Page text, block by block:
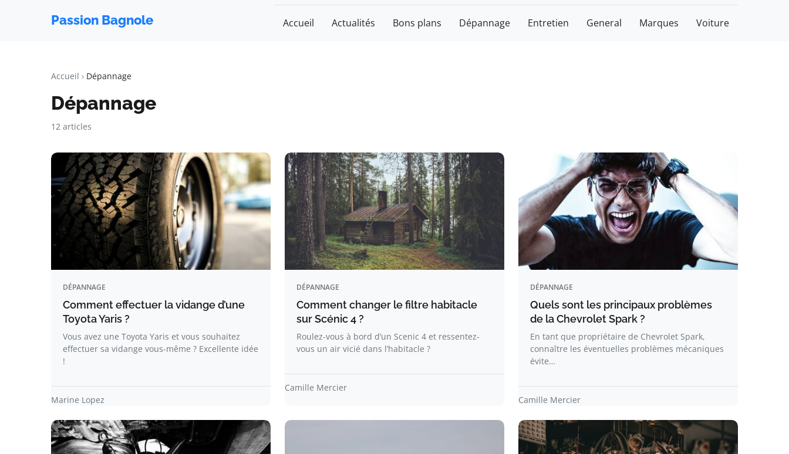
Passion Bagnole Accueil Actualités Bons plans Dépannage Entretien General Marques Voiture
Accueil Dépannage
Dépannage
12 articles
DÉPANNAGE
Comment effectuer la vidange d’une
Toyota Yaris ?
Vous avez une Toyota Yaris et vous souhaitez
effectuer sa vidange vous-même ? Excellente idée
!
Marine Lopez
DÉPANNAGE
Comment changer le filtre habitacle
sur Scénic 4 ?
Roulez-vous à bord d’un Scenic 4 et ressentez-
vous un air vicié dans l’habitacle ?
Camille Mercier
DÉPANNAGE
Quels sont les principaux problèmes
de la Chevrolet Spark ?
En tant que propriétaire de Chevrolet Spark,
connaître les éventuelles problèmes mécaniques
évite…
Camille Mercier